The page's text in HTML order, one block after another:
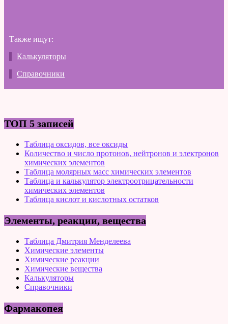
Также ищут:
Калькуляторы
Справочники
ТОП 5 записей
Таблица оксидов, все оксиды
Количество и число протонов, нейтронов и электронов
химических элементов
Таблица молярных масс химических элементов
Таблица и калькулятор электроотрицательности
химических элементов
Таблица кислот и кислотных остатков
Элементы, реакции, вещества
Таблица Дмитрия Менделеева
Химические элементы
Химические реакции
Химические вещества
Калькуляторы
Справочники
Фармакопея